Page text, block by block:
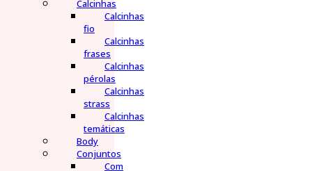
Calcinhas
Calcinhas
fio
Calcinhas
frases
Calcinhas
pérolas
Calcinhas
strass
Calcinhas
temáticas
Body
Conjuntos
Com